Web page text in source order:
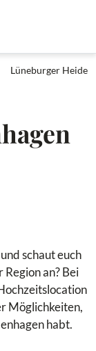
Lüneburger Heide
schaut euch
an? Bei
Möglichkeiten,
habt.